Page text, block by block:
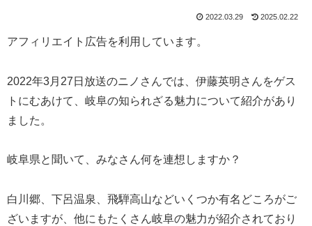
2022.03.29 2025.02.22
アフィリエイト広告を利用しています。
2022年3月27日放送のニノさんでは、伊藤英明さんをゲス
トにむあけて、岐阜の知られざる魅力について紹介があり
ました。
岐阜県と聞いて、みなさん何を連想しますか？
白川郷、下呂温泉、飛騨高山などいくつか有名どころがご
ざいますが、他にもたくさん岐阜の魅力が紹介されており